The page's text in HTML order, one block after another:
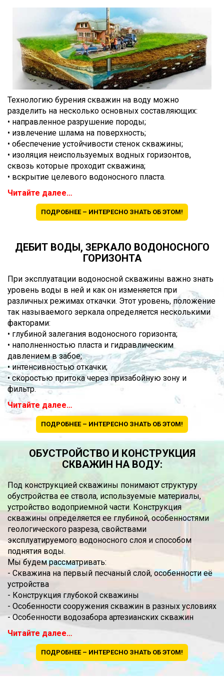
Технологию бурения скважин на воду можно
разделить на несколько основных составляющих:
• направленное разрушение породы;
• извлечение шлама на поверхность;
• обеспечение устойчивости стенок скважины;
• изоляция неиспользуемых водных горизонтов,
сквозь которые проходит скважина;
• вскрытие целевого водоносного пласта.
Читайте далее…
ПОДРОБНЕЕ – ИНТЕРЕСНО ЗНАТЬ ОБ ЭТОМ!
ДЕБИТ ВОДЫ, ЗЕРКАЛО ВОДОНОСНОГО
ГОРИЗОНТА
При эксплуатации водоносной скважины важно знать
уровень воды в ней и как он изменяется при
различных режимах откачки. Этот уровень, положение
так называемого зеркала определяется несколькими
факторами:
• глубиной залегания водоносного горизонта;
• наполненностью пласта и гидравлическим
давлением в забое;
• интенсивностью откачки;
• скоростью притока через призабойную зону и
фильтр.
Читайте далее…
ПОДРОБНЕЕ – ИНТЕРЕСНО ЗНАТЬ ОБ ЭТОМ!
ОБУСТРОЙСТВО И КОНСТРУКЦИЯ
СКВАЖИН НА ВОДУ:
Под конструкцией скважины понимают структуру
обустройства ее ствола, используемые материалы,
устройство водоприемной части. Конструкция
скважины определяется ее глубиной, особенностями
геологического разреза, свойствами
эксплуатируемого водоносного слоя и способом
поднятия воды.
Мы будем рассматривать:
- Скважина на первый песчаный слой, особенности её
устройства
- Конструкция глубокой скважины
- Особенности сооружения скважин в разных условиях
- Особенности водозабора артезианских скважин
Читайте далее…
ПОДРОБНЕЕ – ИНТЕРЕСНО ЗНАТЬ ОБ ЭТОМ!